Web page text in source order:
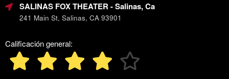
SALINAS FOX THEATER - Salinas, Ca
241 Main St, Salinas, CA 93901
Calificación general: